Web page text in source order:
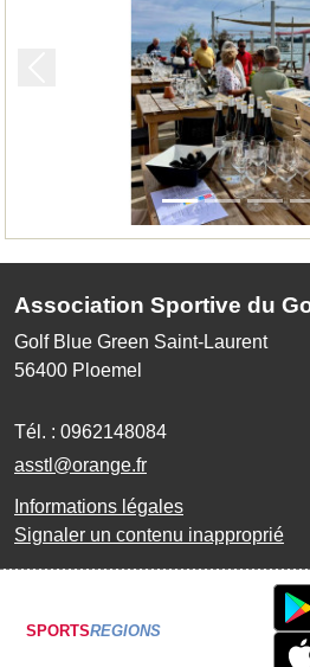
Association Sportive du
Golf Blue Green Saint-Laurent
56400 Ploemel
Tél. : 0962148084
asstl@orange.fr
Informations légales
Signaler un contenu inapproprié
SPORTSREGIONS